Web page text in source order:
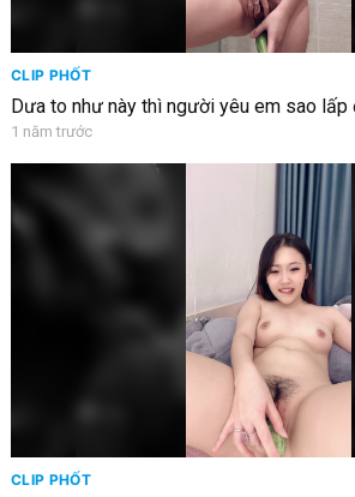
CLIP PHỐT
Dưa to như này thì người yêu em sao
1 năm trước
CLIP PHỐT